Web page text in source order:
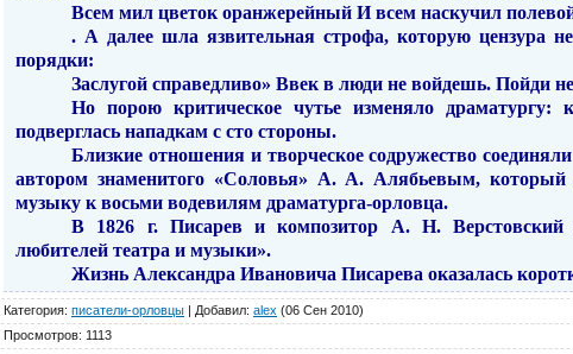
Всем мил цветок оранжерейный И всем наскучил
. А далее шла язвительная строфа, которую цензура
порядки:
Заслугой справедливо» Ввек в люди не войдешь. Пойди
Но порою критическое чутье изменяло
подверглась нападкам с сто стороны.
Близкие отношения и творческое содружество
автором знаменитого «Соловья» А. А. Алябьевым, который
музыку к восьми водеви­лям драматурга-орловца.
В 1826 г. Писарев и композитор А. Н. Верстовский
любителей театра и музыки».
Жизнь Александра Ивановича Писарева оказалась
Категория: писатели-орловцы | Добавил: alex (06 Сен 2010)
Просмотров: 1113